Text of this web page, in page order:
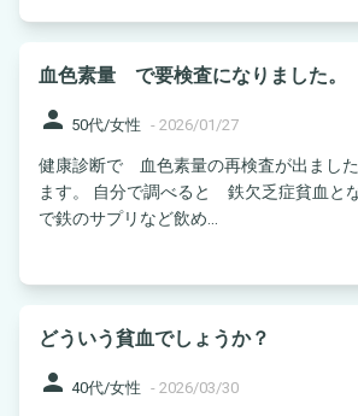
血色素量 で要検査になりました。
person 50代/女性 - 2026/01/27
健康診断で 血色素量の再検査が出ました 写真を添付してい
ます。 自分で調べると 鉄欠乏症貧血となるのですが、自分
で鉄のサプリなど飲め...
どういう貧血でしょうか？
person 40代/女性 - 2026/03/30